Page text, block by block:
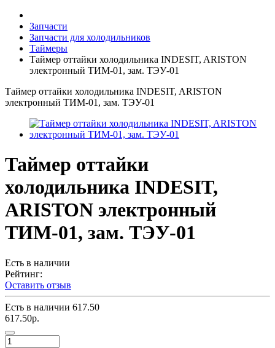
Запчасти
Запчасти для холодильников
Таймеры
Таймер оттайки холодильника INDESIT, ARISTON
электронный ТИМ-01, зам. ТЭУ-01
Таймер оттайки холодильника INDESIT, ARISTON
электронный ТИМ-01, зам. ТЭУ-01
Таймер оттайки
холодильника INDESIT,
ARISTON электронный
ТИМ-01, зам. ТЭУ-01
Есть в наличии
Рейтинг:
Оставить отзыв
Есть в наличии 617.50
617.50р.